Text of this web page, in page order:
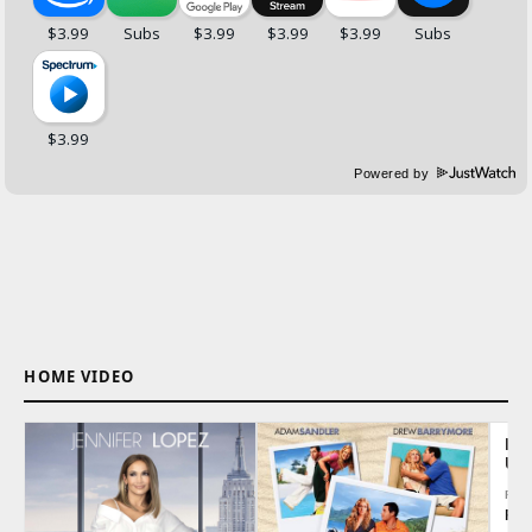
Powered by
HOME VIDEO